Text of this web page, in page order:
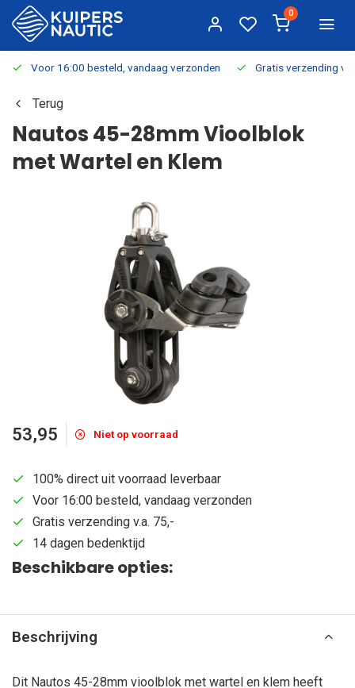
0
Voor 16:00 besteld, vandaag verzonden Gratis verzending
Terug
Nautos 45-28mm Vioolblok
met Wartel en Klem
53,95 Niet op voorraad
100% direct uit voorraad leverbaar
Voor 16:00 besteld, vandaag verzonden
Gratis verzending v.a. 75,-
14 dagen bedenktijd
Beschikbare opties:
Beschrijving
Dit Nautos 45-28mm vioolblok met wartel en klem heeft